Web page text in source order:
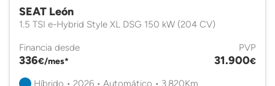
SEAT León
1.5 TSI e-Hybrid Style XL DSG 150 kW (204 CV)
Financia desde
336€/mes*
PVP
31.900€
Híbrido • 2026 • Automático • 3.820Km.